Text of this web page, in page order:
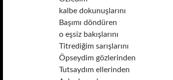
kalbe dokunuşlarını
Başımı döndüren
o eşsiz bakışlarını
Titrediğim sarışlarını
Öpseydim gözlerinden
Tutsaydım ellerinden